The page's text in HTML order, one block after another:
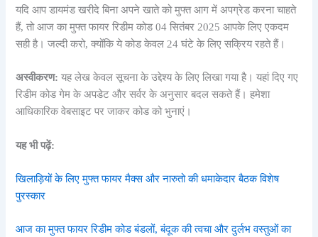
यदि आप डायमंड खरीदे बिना अपने खाते को मुफ्त आग में अपग्रेड करना चाहते
हैं, तो आज का मुफ्त फायर रिडीम कोड 04 सितंबर 2025 आपके लिए एकदम
सही है। जल्दी करो, क्योंकि ये कोड केवल 24 घंटे के लिए सक्रिय रहते हैं।
अस्वीकरण:यह लेख केवल सूचना के उद्देश्य के लिए लिखा गया है। यहां दिए गए
रिडीम कोड गेम के अपडेट और सर्वर के अनुसार बदल सकते हैं। हमेशा
आधिकारिक वेबसाइट पर जाकर कोड को भुनाएं।
यह भी पढ़ें:
खिलाड़ियों के लिए मुफ्त फायर मैक्स और नारुतो की धमाकेदार बैठक विशेष
पुरस्कार
आज का मुफ्त फायर रिडीम कोड बंडलों, बंदूक की त्वचा और दुर्लभ वस्तुओं का